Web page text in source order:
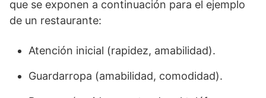
que se exponen a continuación para el ejemplo
de un restaurante:
Atención inicial (rapidez, amabilidad).
Guardarropa (amabilidad, comodidad).